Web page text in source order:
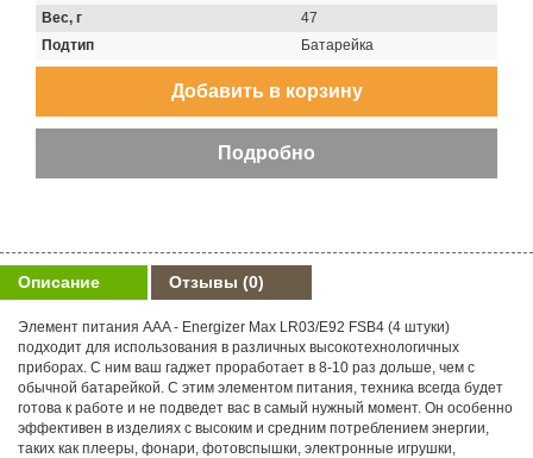
Вес, г
47
Подтип
Батарейка
Описание Отзывы (0)
Элемент питания AAA - Energizer Max LR03/E92 FSB4 (4 штуки)
подходит для использования в различных высокотехнологичных
приборах. С ним ваш гаджет проработает в 8-10 раз дольше, чем с
обычной батарейкой. С этим элементом питания, техника всегда будет
готова к работе и не подведет вас в самый нужный момент. Он особенно
эффективен в изделиях с высоким и средним потреблением энергии,
таких как плееры, фонари, фотовспышки, электронные игрушки,